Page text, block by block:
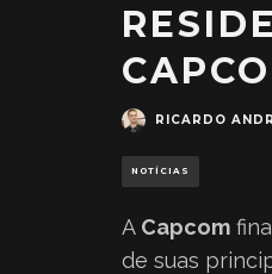
RICARDO
NOTÍCIAS
A Capcom
de suas